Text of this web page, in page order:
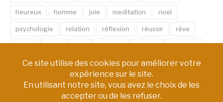
heureux homme joie meditation noel
psychologie relation réflexion réussir rêve
santé sexe soin spirituel succès thérapie
vie âme émotion énergie équilibre